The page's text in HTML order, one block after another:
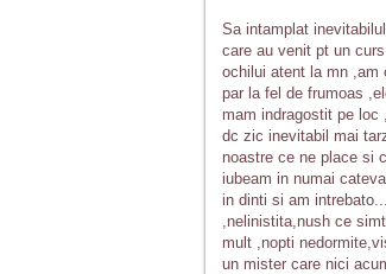
Sa intamplat
care au venit pt un
ochilui atent la mn
par la fel de frumoas
mam indragostit pe
dc zic inevitabil mai
noastre ce ne place si
iubeam in numai
in dinti si am
,nelinistita,nush ce
mult ,nopti
un mister care nici